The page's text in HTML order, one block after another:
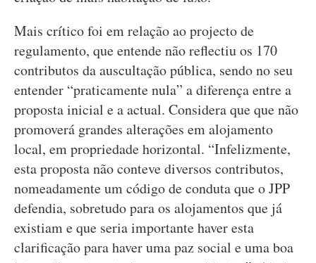
Mais crítico foi em relação ao projecto de
regulamento, que entende não reflectiu os 170
contributos da auscultação pública, sendo no seu
entender “praticamente nula” a diferença entre a
proposta inicial e a actual. Considera que que não
promoverá grandes alterações em alojamento
local, em propriedade horizontal. “Infelizmente,
esta proposta não conteve diversos contributos,
nomeadamente um código de conduta que o JPP
defendia, sobretudo para os alojamentos que já
existiam e que seria importante haver esta
clarificação para haver uma paz social e uma boa